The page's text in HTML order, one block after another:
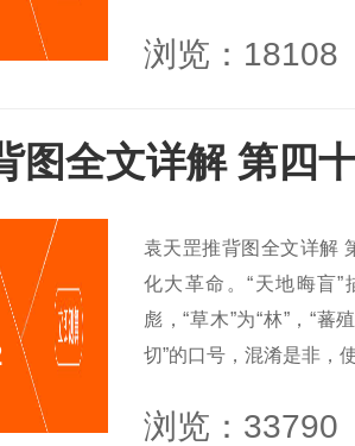
浏览：18108
图全文详解 第四
袁天罡推背图全文详解
化大革命。“天地晦盲
彪，“草木”为“林”，“蕃
切”的口号，混淆是非，
浏览：33790